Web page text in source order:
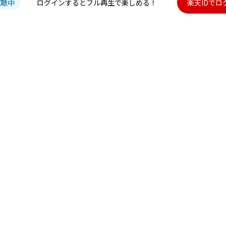
中 ログインするとフル再生で楽しめる！ 楽天IDでロ